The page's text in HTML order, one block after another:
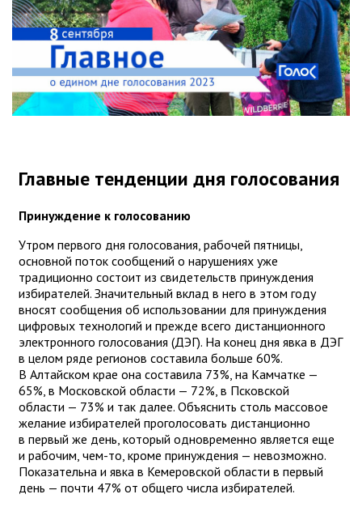
Главные тенденции дня голосования
Принуждение к голосованию
Утром первого дня голосования, рабочей пятницы,
основной поток сообщений о нарушениях уже
традиционно состоит из свидетельств принуждения
избирателей. Значительный вклад в него в этом году
вносят сообщения об использовании для принуждения
цифровых технологий и прежде всего дистанционного
электронного голосования (ДЭГ). На конец дня явка в ДЭГ
в целом ряде регионов составила больше 60%.
В Алтайском крае она составила 73%, на Камчатке —
65%, в Московской области — 72%, в Псковской
области — 73% и так далее. Объяснить столь массовое
желание избирателей проголосовать дистанционно
в первый же день, который одновременно является еще
и рабочим, чем-то, кроме принуждения — невозможно.
Показательна и явка в Кемеровской области в первый
день — почти 47% от общего числа избирателей.